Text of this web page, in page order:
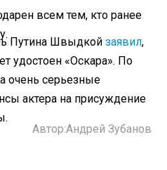
всем тем, кто ранее
Путина Швыдкойзаявил,
удостоен «Оскара». По
очень серьезные
актера на присуждение
Автор:Андрей Зубанов